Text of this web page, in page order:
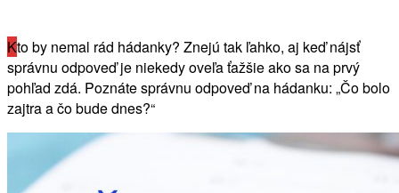
Kto by nemal rád hádanky? Znejú tak ľahko, aj keď nájsť
správnu odpoveď je niekedy oveľa ťažšie ako sa na prvý
pohľad zdá. Poznáte správnu odpoveď na hádanku: „Čo bolo
zajtra a čo bude dnes?“